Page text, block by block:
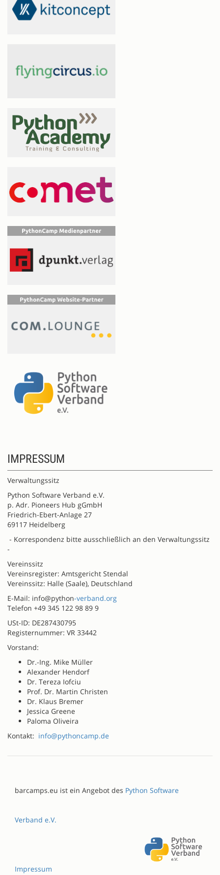
IMPRESSUM
Verwaltungssitz
Python Software Verband e.V.
p. Adr. Pioneers Hub gGmbH
Friedrich-Ebert-Anlage 27
69117 Heidelberg
- Korrespondenz bitte ausschließlich an den Verwaltungssitz
-
Vereinssitz
Vereinsregister: Amtsgericht Stendal
Vereinssitz: Halle (Saale), Deutschland
E-Mail: info@python-verband.org
Telefon +49 345 122 98 89 9
USt-ID: DE287430795
Registernummer: VR 33442
Vorstand:
Dr.-Ing. Mike Müller
Alexander Hendorf
Dr. Tereza Iofciu
Prof. Dr. Martin Christen
Dr. Klaus Bremer
Jessica Greene
Paloma Oliveira
Kontakt: info@pythoncamp.de
barcamps.eu ist ein Angebot des Python Software
Verband e.V.
Impressum